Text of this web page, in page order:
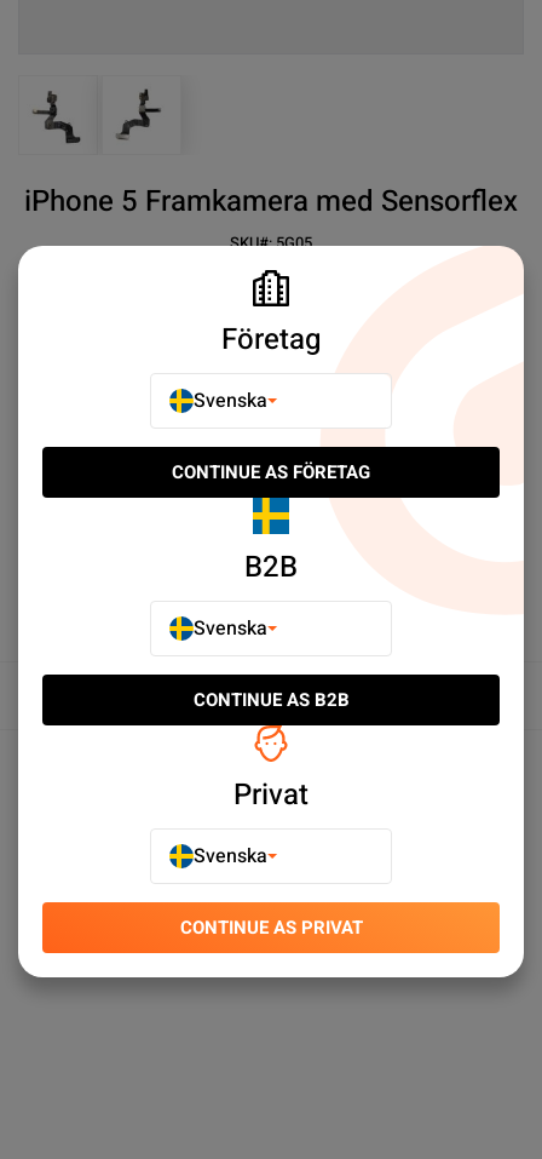
View larger imageView larger image
iPhone 5 Framkamera med Sensorflex
SKU#:5G05
SEK 29.00 19
LÄGG TILL I JÄMFÖR
Produktspecifikationer
Företag
Svenska
CONTINUE AS FÖRETAG
B2B
Svenska
CONTINUE AS B2B
Privat
Svenska
CONTINUE AS PRIVAT